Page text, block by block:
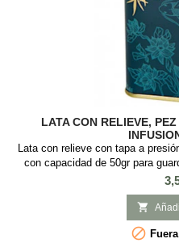
LATA CON RELIEVE,
Lata con relieve con tapa a
con capacidad de 50gr para
ideal guardar té o infusiones, es
Medidas: 5,5

